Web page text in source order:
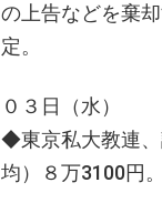
の上告などを棄
定。
０３日（水）
◆東京私大教連、
均）８万3100円。